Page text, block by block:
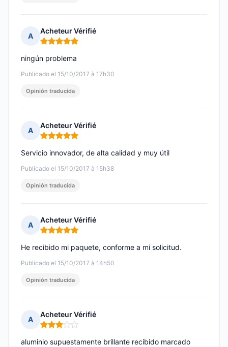
A
Acheteur Vérifié
Nota: 5 de 5
Publicado el 15/10/2017 à 17h30
ningún problema
Opinión traducida
A
Acheteur Vérifié
Nota: 5 de 5
Publicado el 15/10/2017 à 15h38
Servicio innovador, de alta calidad y muy útil
Opinión traducida
A
Acheteur Vérifié
Nota: 5 de 5
Publicado el 15/10/2017 à 14h50
He recibido mi paquete, conforme a mi solicitud.
Opinión traducida
A
Acheteur Vérifié
Nota: 3 de 5
aluminio supuestamente brillante recibido marcado